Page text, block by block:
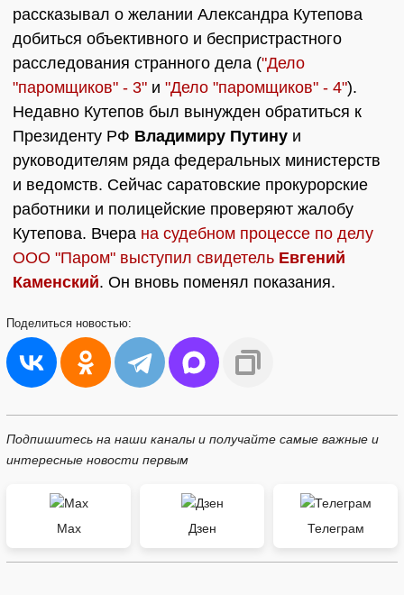
рассказывал о желании Александра Кутепова
добиться объективного и беспристрастного
расследования странного дела ("Дело
"паромщиков" - 3" и "Дело "паромщиков" - 4").
Недавно Кутепов был вынужден обратиться к
Президенту РФ Владимиру Путину и
руководителям ряда федеральных министерств
и ведомств. Сейчас саратовские прокурорские
работники и полицейские проверяют жалобу
Кутепова. Вчера на судебном процессе по делу
ООО "Паром" выступил свидетель Евгений
Каменский. Он вновь поменял показания.
Поделиться новостью:
Подпишитесь на наши каналы и получайте самые важные и
интересные новости первым
Max Дзен Телеграм